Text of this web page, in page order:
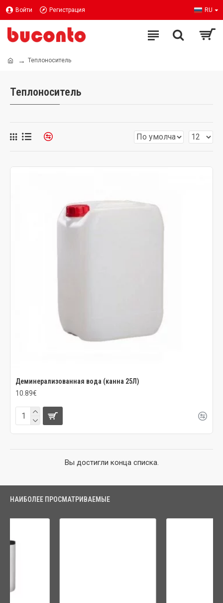
Войти Регистрация RU
Теплоноситель
Теплоноситель
Деминерализованная вода (канна 25Л)
10.89€
Вы достигли конца списка.
НАИБОЛЕЕ ПРОСМАТРИВАЕМЫЕ